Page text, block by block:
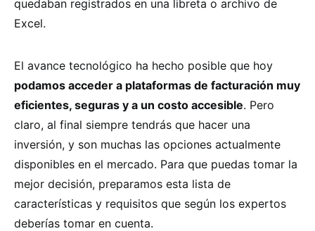
quedaban registrados en una libreta o archivo de
Excel.
El avance tecnológico ha hecho posible que hoy
podamos acceder a plataformas de facturación muy
eficientes, seguras y a un costo accesible. Pero
claro, al final siempre tendrás que hacer una
inversión, y son muchas las opciones actualmente
disponibles en el mercado. Para que puedas tomar la
mejor decisión, preparamos esta lista de
características y requisitos que según los expertos
deberías tomar en cuenta.